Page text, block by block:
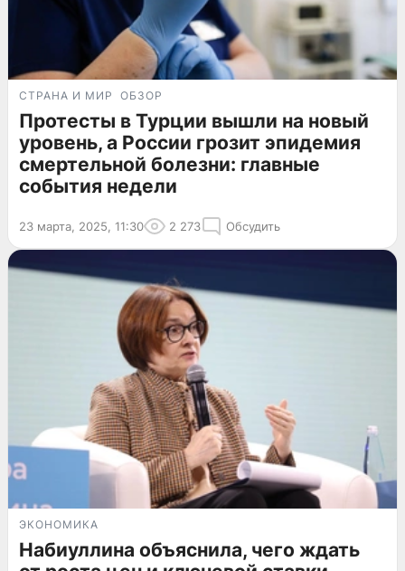
СТРАНА И МИР ОБЗОР
Протесты в Турции вышли на новый
уровень, а России грозит эпидемия
смертельной болезни: главные
события недели
23 марта, 2025, 11:30 2 273 Обсудить
ЭКОНОМИКА
Набиуллина объяснила, чего ждать